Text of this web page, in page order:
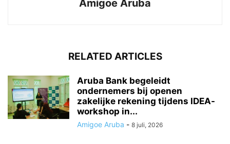
Amigoe Aruba
RELATED ARTICLES
Aruba Bank begeleidt
ondernemers bij openen
zakelijke rekening tijdens IDEA-
workshop in...
Amigoe Aruba - 8 juli, 2026